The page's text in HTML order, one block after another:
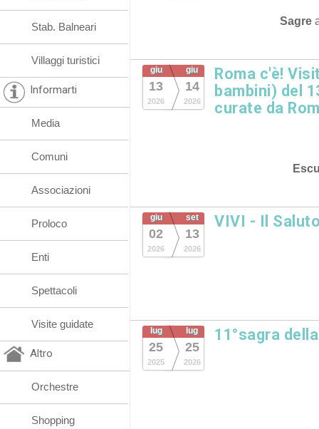
Sagre
giu
13
2026
giu
14
2026
Roma c'è!
bambini) del
curate da
giu
02
2026
set
13
2026
VIVI - Il
lug
25
2025
lug
25
2026
11°sagra
Stab. Balneari
Villaggi turistici
Informarti
Media
Comuni
Associazioni
Proloco
Enti
Spettacoli
Visite guidate
Altro
Orchestre
Shopping